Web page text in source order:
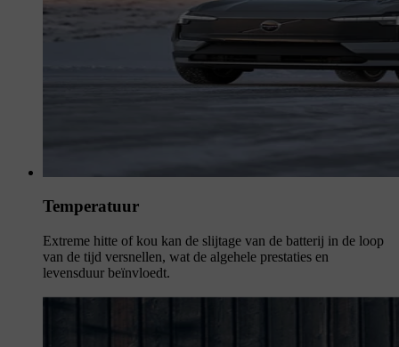
Temperatuur
Extreme hitte of kou kan de slijtage van de batterij in de loop
van de tijd versnellen, wat de algehele prestaties en
levensduur beïnvloedt.